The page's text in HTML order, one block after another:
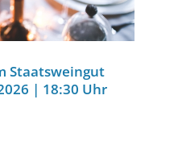
Staatsweingut
| 18:30 Uhr